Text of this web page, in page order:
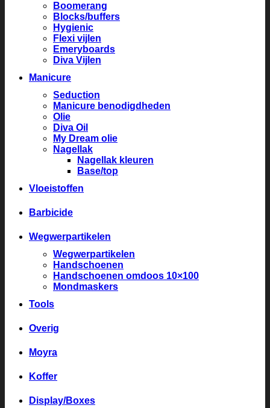
Boomerang
Blocks/buffers
Hygienic
Flexi vijlen
Emeryboards
Diva Vijlen
Manicure
Seduction
Manicure benodigdheden
Olie
Diva Oil
My Dream olie
Nagellak
Nagellak kleuren
Base/top
Vloeistoffen
Barbicide
Wegwerpartikelen
Wegwerpartikelen
Handschoenen
Handschoenen omdoos 10×100
Mondmaskers
Tools
Overig
Moyra
Koffer
Display/Boxes